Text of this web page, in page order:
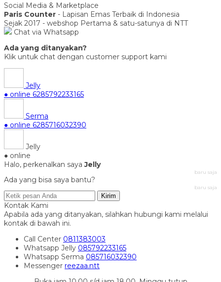
Social Media & Marketplace
Paris Counter - Lapisan Emas Terbaik di Indonesia
Sejak 2017 - webshop Pertama & satu-satunya di NTT
Chat via Whatsapp
Ada yang ditanyakan?
Klik untuk chat dengan customer support kami
Jelly
● online 6285792233165
Serma
● online 6285716032390
Jelly
● online
Halo, perkenalkan sayaJelly
baru saja
Ada yang bisa saya bantu?
baru saja
Kirim
Kontak Kami
Apabila ada yang ditanyakan, silahkan hubungi kami melalui
kontak di bawah ini.
Call Center 0811383003
Whatsapp Jelly 085792233165
Whatsapp Serma 085716032390
Messenger reezaa.ntt